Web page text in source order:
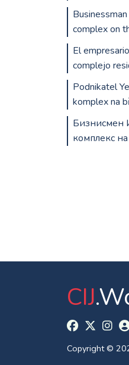
complex on
El
complejo
Podnikatel
komplex na
Бизнисмен
комплекс
CIJ
Copyright ©